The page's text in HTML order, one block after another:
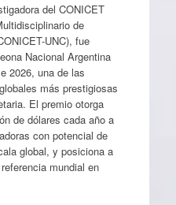
del CONICET
de
UNC), fue
Nacional Argentina
2026, una de las
más prestigiosas
El premio otorga
de dólares cada año a
con potencial de
global, y posiciona a
mundial en